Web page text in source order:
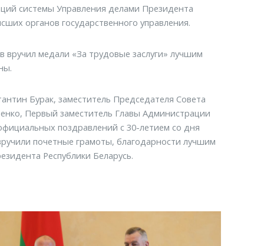
системы Управления делами Президента
органов государственного управления.
медали «За трудовые заслуги» лучшим
Бурак, заместитель Председателя Совета
Первый заместитель Главы Администрации
поздравлений с 30-летием со дня
почетные грамоты, благодарности лучшим
Республики Беларусь.